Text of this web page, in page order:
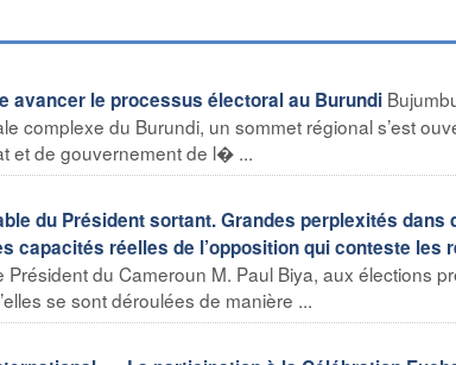
avancer le processus électoral au Burundi
complexe du Burundi, un sommet régional s’est
et de gouvernement de l� ...
du Président sortant. Grandes perplexités dans
capacités réelles de l’opposition qui conteste les
du Cameroun M. Paul Biya, aux élections
se sont déroulées de manière ...